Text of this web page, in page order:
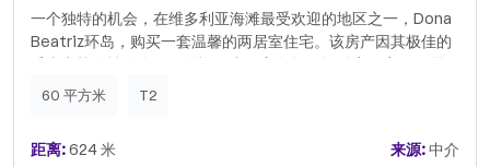
一个独特的机会，在维多利亚海滩最受欢迎的地区之一，Dona
Beatriz环岛，购买一套温馨的两居室住宅。该房产因其极佳的
房、浴室、带全景阳台以及一个具有存储或其他用途潜力的附属
Francisco Ornelas da Câmara学校。这座别墅距离迷人的海滨
60 平方米 T2
距离:624 米 来源:中介